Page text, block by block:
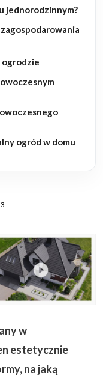
jednorodzinnym?
ogrodzie
ogród w domu
w
estetycznie
na jaką